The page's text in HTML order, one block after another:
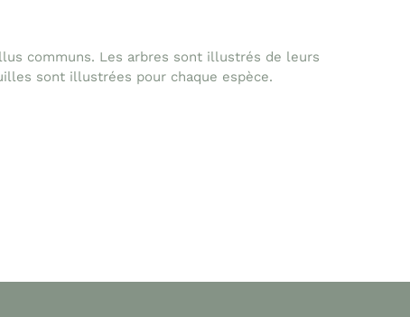
communs. Les arbres sont illustrés de leurs
sont illustrées pour chaque espèce.